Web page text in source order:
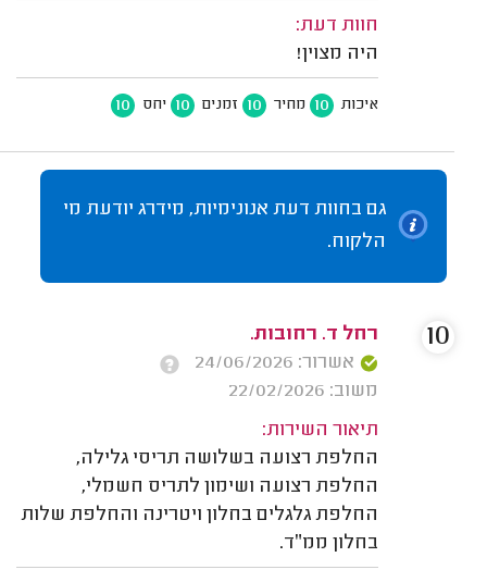
חוות דעת:
היה מצוין!
איכות 10 מחיר 10 זמנים 10 יחס 10
גם בחוות דעת אנונימיות, מידרג יודעת מי
הלקוח.
רחל ד. רחובות.
אשרור: 24/06/2026
משוב: 22/02/2026
תיאור השירות:
החלפת רצועה בשלושה תריסי גלילה,
החלפת רצועה ושימון לתריס חשמלי,
החלפת גלגלים בחלון ויטרינה והחלפת שלות
בחלון ממ״ד.
10